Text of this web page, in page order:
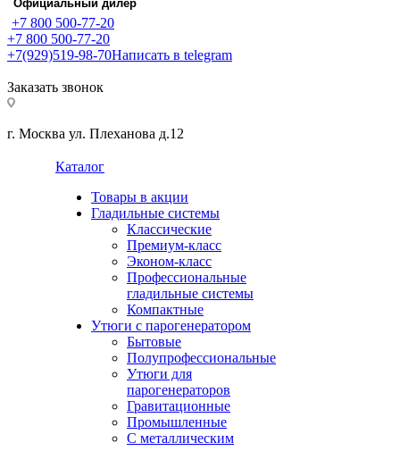
+7 800 500-77-20
+7 800 500-77-20
+7(929)519-98-70Написать в telegram
Заказать звонок
г. Москва ул. Плеханова д.12
Каталог
Товары в акции
Гладильные системы
Классические
Премиум-класс
Эконом-класс
Профессиональные
гладильные системы
Компактные
Утюги с парогенератором
Бытовые
Полупрофессиональные
Утюги для
парогенераторов
Гравитационные
Промышленные
С металлическим